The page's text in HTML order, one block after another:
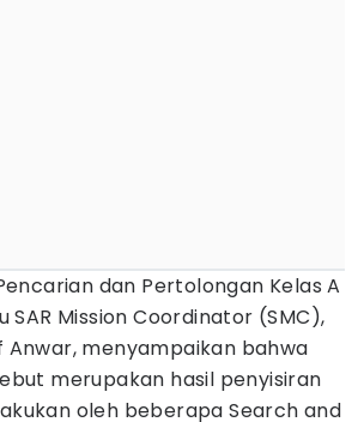
dan Pertolongan Kelas A
SAR Mission Coordinator (SMC),
Anwar, menyampaikan bahwa
merupakan hasil penyisiran
oleh beberapa Search and